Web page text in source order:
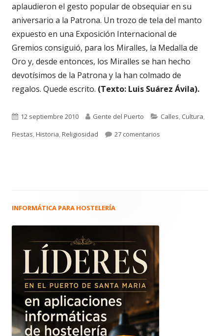
aplaudieron el gesto popular de obsequiar en su
aniversario a la Patrona. Un trozo de tela del manto
expuesto en una Exposición Internacional de
Gremios consiguió, para los Miralles, la Medalla de
Oro y, desde entonces, los Miralles se han hecho
devotísimos de la Patrona y la han colmado de
regalos. Quede escrito. (Texto: Luis Suárez Ávila).
Publicado
el
12 septiembre 2010 Autor
Gente del Puerto Categorías
Calles Cultura
Fiestas Historia Religiosidad 27 comentarios
Barra
principal
INFORMÁTICA PARA HOSTELERÍA